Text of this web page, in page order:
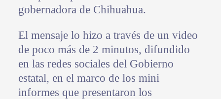
gobernadora de Chihuahua.
El mensaje lo hizo a través de un video
de poco más de 2 minutos, difundido
en las redes sociales del Gobierno
estatal, en el marco de los mini
informes que presentaron los